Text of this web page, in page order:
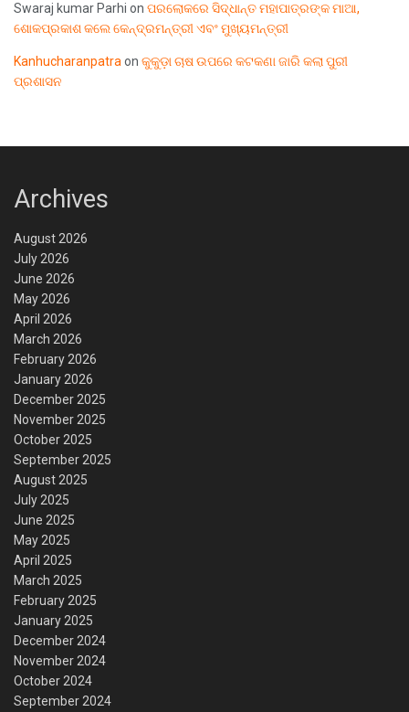
Swaraj kumar Parhi on ପରଲୋକରେ ସିଦ୍ଧାନ୍ତ ମହାପାତ୍ରଙ୍କ ମାଆ,
ଶୋକପ୍ରକାଶ କଲେ କେନ୍ଦ୍ରମନ୍ତ୍ରୀ ଏବଂ ମୁଖ୍ୟମନ୍ତ୍ରୀ
Kanhucharanpatra on କୁକୁଡ଼ା ଚାଷ ଉପରେ କଟକଣା ଜାରି କଲା ପୁରୀ
ପ୍ରଶାସନ
Archives
August 2026
July 2026
June 2026
May 2026
April 2026
March 2026
February 2026
January 2026
December 2025
November 2025
October 2025
September 2025
August 2025
July 2025
June 2025
May 2025
April 2025
March 2025
February 2025
January 2025
December 2024
November 2024
October 2024
September 2024